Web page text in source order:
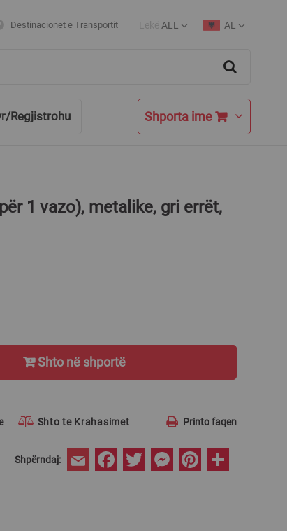
Destinacionet e Transportit
Currency
Lekë ALL
Language
AL
Regjistrohu Shporta ime
1 vazo), metalike, gri errët,
Shto në shportë
Shto te Krahasimet Printo faqen
Shpërndaj: Email FacebookTwitter MessengerPinterest